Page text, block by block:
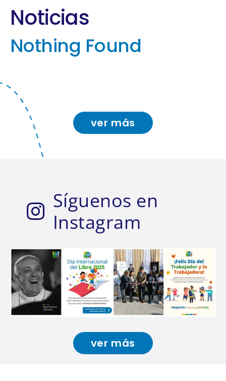
Noticias
Nothing Found
ver más
Síguenos en
Instagram
ver más